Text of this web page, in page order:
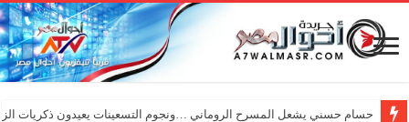
حسام حسني يشعل المسرح الروماني …ونجوم التسعينات يعيدون ذكريات